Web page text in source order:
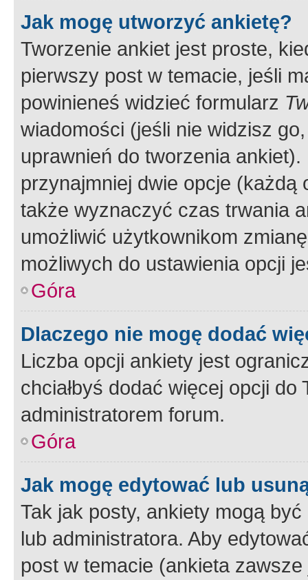
Jak mogę utworzyć ankietę?
Tworzenie ankiet jest proste,
pierwszy post w temacie, jeśli
powinieneś widzieć formularz
wiadomości (jeśli nie widzisz
uprawnień do tworzenia
przynajmniej dwie opcje
także wyznaczyć czas trwania
umożliwić użytkownikom
możliwych do ustawienia opcji
Góra
Dlaczego nie mogę dodać
Liczba opcji ankiety jest
chciałbyś dodać więcej opcji
administratorem forum.
Góra
Jak mogę edytować lub
Tak jak posty, ankiety mogą
lub administratora. Aby
post w temacie (ankieta